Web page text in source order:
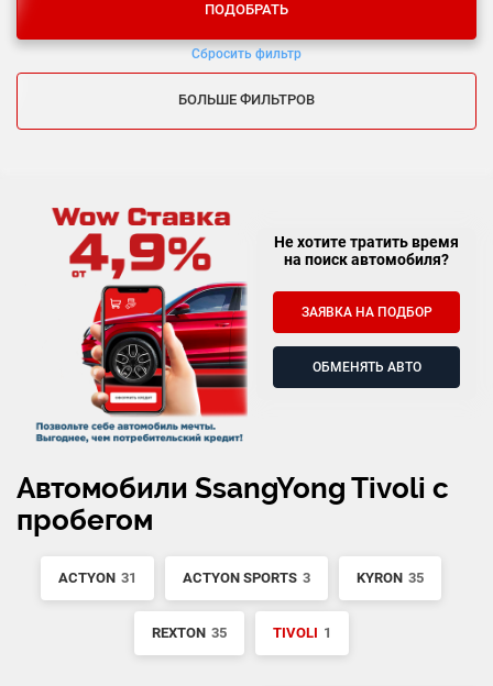
ПОДОБРАТЬ
Сбросить фильтр
БОЛЬШЕ ФИЛЬТРОВ
Не хотите тратить время
на поиск автомобиля?
ЗАЯВКА НА ПОДБОР
ОБМЕНЯТЬ АВТО
Автомобили SsangYong Tivoli с
пробегом
ACTYON 31 ACTYON SPORTS 3 KYRON 35
REXTON 35 TIVOLI 1